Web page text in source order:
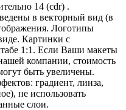
14 (cdr) .
в векторный вид (в
Логотипы
Картинки с
1:1. Если Ваши макеты
компании, стоимость
быть увеличены.
градиент, линза,
не использовать
слои.